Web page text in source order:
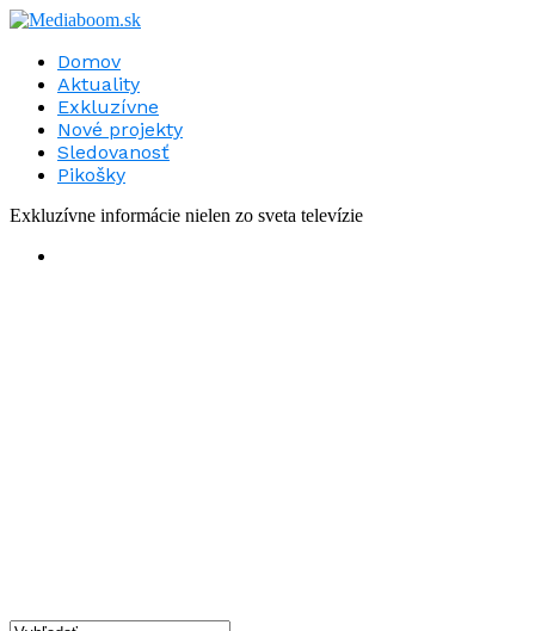
Domov
Aktuality
Exkluzívne
Nové projekty
Sledovanosť
Pikošky
Exkluzívne informácie nielen zo sveta televízie